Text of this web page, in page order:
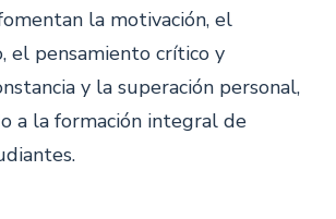
la motivación, el
el pensamiento crítico y
y la superación personal,
a la formación integral de